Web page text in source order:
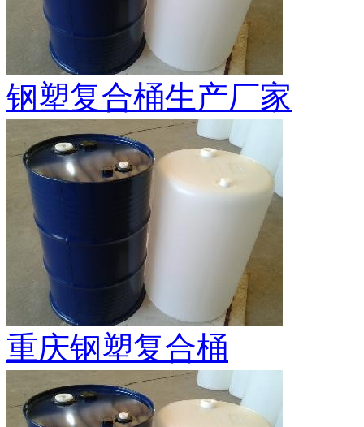
钢塑复合桶生产厂家
重庆钢塑复合桶